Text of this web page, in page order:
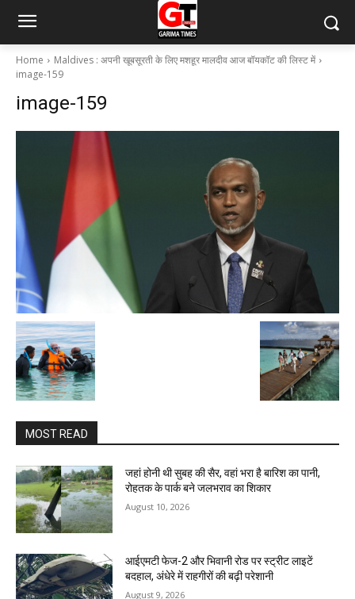
Home
Maldives : अपनी खूबसूरती के लिए मशहूर मालदीव आज बॉयकॉट की लिस्ट में
image-159
image-159
MOST READ
जहां होनी थी सुबह की सैर, वहां भरा है बारिश का पानी,
रोहतक के पार्क बने जलभराव का शिकार
August 10, 2026
आईएमटी फेज-2 और भिवानी रोड पर स्ट्रीट लाइटें
बदहाल, अंधेरे में राहगीरों की बढ़ी परेशानी
August 9, 2026